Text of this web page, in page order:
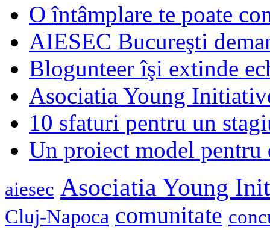
O întâmplare te poate
AIESEC Bucureşti
Blogunteer îşi extinde
Asociatia Young
10 sfaturi pentru un
Un proiect model
aiesec Asociatia Young
Cluj-Napoca comunitate